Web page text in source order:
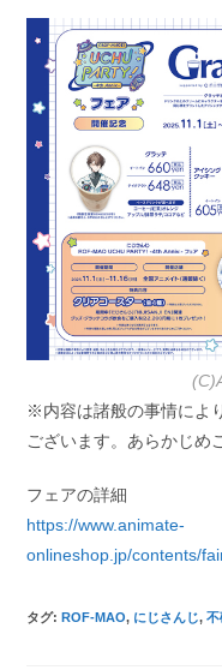
※内容は諸般の事情によ
ございます。あらかじめ
フェアの詳細
https://www.animate-
onlineshop.jp/contents/
タグ:ROF-MAO, にじさんじ,